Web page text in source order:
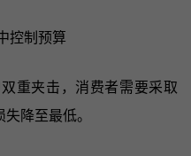
控制预算
重夹击，消费者需要采取
降至最低。